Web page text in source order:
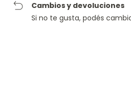
Cambios y devoluciones
Si no te gusta, podés